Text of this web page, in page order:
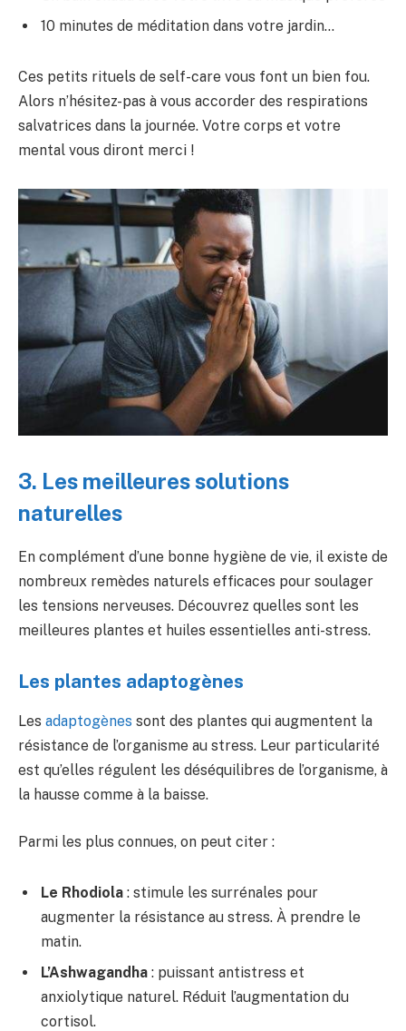
10 minutes de méditation dans votre jardin…
Ces petits rituels de self-care vous font un bien fou.
Alors n’hésitez-pas à vous accorder des respirations
salvatrices dans la journée. Votre corps et votre
mental vous diront merci !
3. Les meilleures solutions
naturelles
En complément d’une bonne hygiène de vie, il existe de
nombreux remèdes naturels efficaces pour soulager
les tensions nerveuses. Découvrez quelles sont les
meilleures plantes et huiles essentielles anti-stress.
Les plantes adaptogènes
Les adaptogènes sont des plantes qui augmentent la
résistance de l’organisme au stress. Leur particularité
est qu’elles régulent les déséquilibres de l’organisme, à
la hausse comme à la baisse.
Parmi les plus connues, on peut citer :
Le Rhodiola : stimule les surrénales pour
augmenter la résistance au stress. À prendre le
matin.
L’Ashwagandha : puissant antistress et
anxiolytique naturel. Réduit l’augmentation du
cortisol.